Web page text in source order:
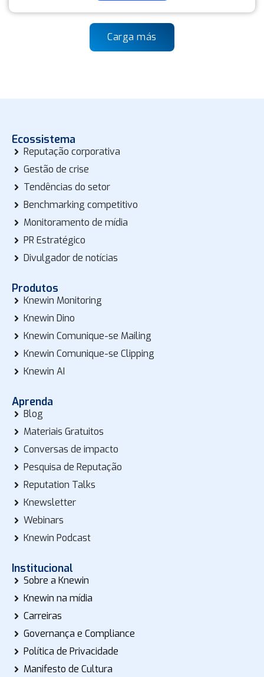
Carga más
Ecossistema
Reputação corporativa
Gestão de crise
Tendências do setor
Benchmarking competitivo
Monitoramento de mídia
PR Estratégico
Divulgador de notícias
Produtos
Knewin Monitoring
Knewin Dino
Knewin Comunique-se Mailing
Knewin Comunique-se Clipping
Knewin AI
Aprenda
Blog
Materiais Gratuitos
Conversas de impacto
Pesquisa de Reputação
Reputation Talks
Knewsletter
Webinars
Knewin Podcast
Institucional
Sobre a Knewin
Knewin na mídia
Carreiras
Governança e Compliance
Política de Privacidade
Manifesto de Cultura